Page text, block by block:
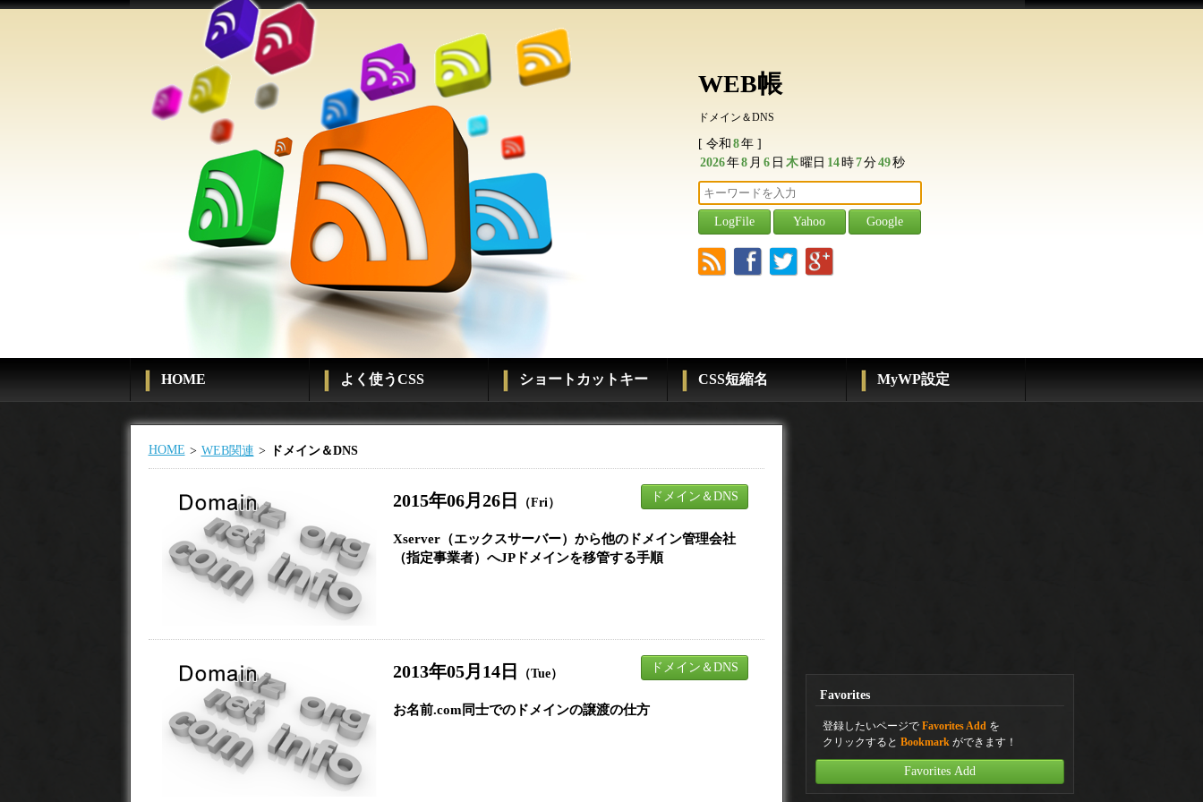
WEB帳
ドメイン＆DNS
[ 令和 8年 ]
2026年8 月 6 日 木曜日 14 時7分50秒
r f t g
HOME よく使うCSS ショートカットキー CSS短縮名 MyWP設定
HOME WEB関連 ドメイン＆DNS
2015年06月26日 （Fri） ドメイン＆DNS
Xserver（エックスサーバー）から他のドメイン管理会社
（指定事業者）へJPドメインを移管する手順
2013年05月14日 （Tue） ドメイン＆DNS
お名前.com同士でのドメインの譲渡の仕方
Favorites
登録したいページで Favorites Add を
クリックすると Bookmark ができます！
Favorites Add